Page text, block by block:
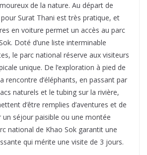
de la nature. Au départ de
Surat Thani est très pratique, et
en voiture permet un accès au parc
Doté d’une liste interminable
le parc national réserve aux visiteurs
unique. De l’exploration à pied de
rencontre d’éléphants, en passant par
naturels et le tubing sur la rivière,
d’être remplies d’aventures et de
un séjour paisible ou une montée
national de Khao Sok garantit une
qui mérite une visite de 3 jours.